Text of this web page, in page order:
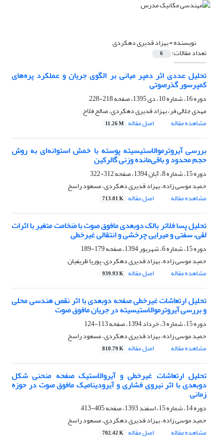
نویسنده =بهزاد قدیری دهکردی
تعداد مقالات: 6
تحلیل عددی اثر دمپر میانی بر الگوی جریان و عملکرد پره‌های
کمپرسور گذرصوتی
دوره 16، شماره 10، دی 1395، صفحه
218-228
مهدی جلالی فر، بهزاد قدیری دهکردی، صالح فلاح
مشاهده مقاله
اصل مقاله 11.26 M
بررسی آیروترموالاستیسیته پوسته با خمش استوانه‌ای به روش
حجم محدود و باقی‌مانده وزنی گالرکین
دوره 15، شماره 8، آبان 1394، صفحه
312-322
حمید موسی زاده، بهزاد قدیری دهکردی، مسعود راسخ
مشاهده مقاله
اصل مقاله 713.01 K
تحلیل پسا فلاتر بالک دوبعدی مافوق صوت با ضخامت متغیر با اثرات
لقی، سفتی و میرایی چرخشی و انتقالی غیرخطی
دوره 15، شماره 6، شهریور 1394، صفحه
179-189
حمید موسی زاده، بهزاد قدیری دهکردی، پوریا ظریفیان
مشاهده مقاله
اصل مقاله 939.93 K
تحلیل ارتعاشات غیرخطی صفحه دوبعدی با اثر نقص هندسی محلی
و بررسی آیروترموالاستیسیته در جریان مافوق صوت
دوره 15، شماره 3، خرداد 1394، صفحه
113-124
حمید موسی زاده، بهزاد قدیری دهکردی، مسعود راسخ
مشاهده مقاله
اصل مقاله 810.79 K
تحلیل ارتعاشات غیرخطی و آیروالاستیک صفحه منحنی شکل
دوبعدی با اثر نیروی فشاری و آیرودینامیک مافوق صوت در حوزه
زمانی
دوره 14، شماره 15، اسفند 1393، صفحه
405-413
حمید موسی زاده، بهزاد قدیری دهکردی، مسعود راسخ
مشاهده مقاله
اصل مقاله 702.42 K